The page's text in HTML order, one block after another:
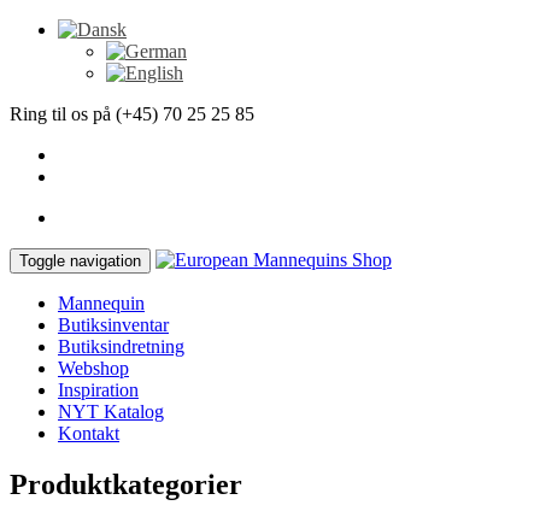
Ring til os på (+45) 70 25 25 85
Toggle navigation
Mannequin
Butiksinventar
Butiksindretning
Webshop
Inspiration
NYT Katalog
Kontakt
Produktkategorier